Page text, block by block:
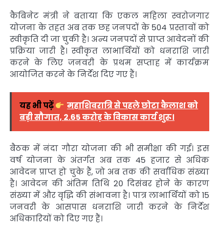
कैबिनेट मंत्री ने बताया कि एकल महिला स्वरोजगार
योजना के तहत अब तक छह जनपदों के 504 प्रस्तावों को
स्वीकृति दी जा चुकी है। अन्य जनपदों से प्राप्त आवेदनों की
प्रक्रिया जारी है। स्वीकृत लाभार्थियों को धनराशि जारी
करने के लिए जनवरी के प्रथम सप्ताह में कार्यक्रम
आयोजित करने के निर्देश दिए गए हैं।
यह भी पढ़ें
महाशिवरात्रि से पहले छोटा कैलाश को
बड़ी सौगात, 2.65 करोड़ के विकास कार्य शुरू।
बैठक में नंदा गौरा योजना की भी समीक्षा की गई। इस
वर्ष योजना के अंतर्गत अब तक 45 हजार से अधिक
आवेदन प्राप्त हो चुके हैं, जो अब तक की सर्वाधिक संख्या
है। आवेदन की अंतिम तिथि 20 दिसंबर होने के कारण
संख्या में और वृद्धि की संभावना है। पात्र लाभार्थियों को 15
जनवरी के आसपास धनराशि जारी करने के निर्देश
अधिकारियों को दिए गए हैं।